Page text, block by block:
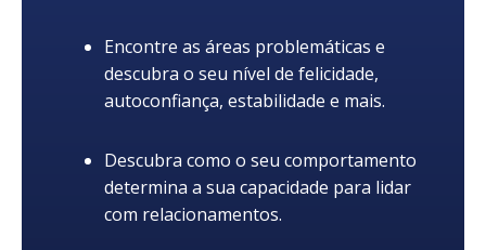
Encontre as áreas problemáticas e
descubra o seu nível de felicidade,
autoconfiança, estabilidade e mais.
Descubra como o seu comportamento
determina a sua capacidade para lidar
com relacionamentos.